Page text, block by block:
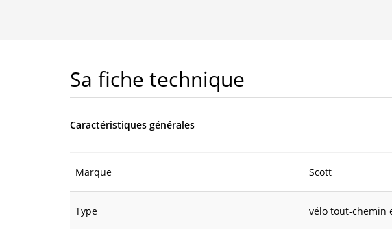
Sa fiche technique
Caractéristiques générales
Marque Scott
Type vélo tout-chemin